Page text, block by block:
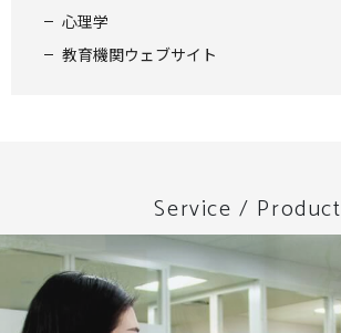
心理学
教育機関ウェブサイト
Service / Product